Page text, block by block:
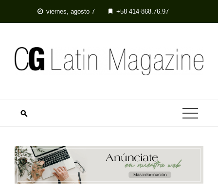
viernes, agosto 7 +58 414-868.76.97